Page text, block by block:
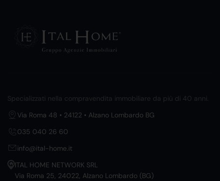
Specializzati nella compravendita immobiliare da più di 40 anni.
Via Roma 48 • 24122 • Alzano Lombardo BG
035 040 26 60
info@ital-home.it
ITAL HOME NETWORK SRL
Via Roma 25, 24022, Alzano Lombardo (BG)